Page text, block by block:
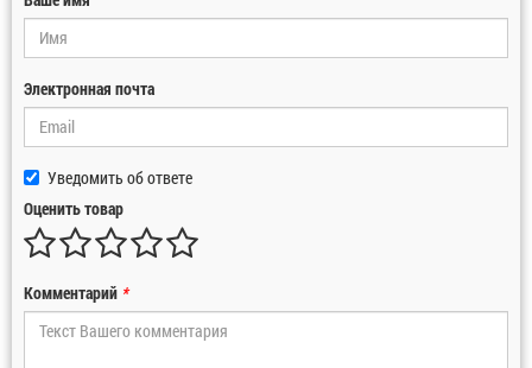
Электронная почта
Уведомить об ответе
Оценить товар
Комментарий *